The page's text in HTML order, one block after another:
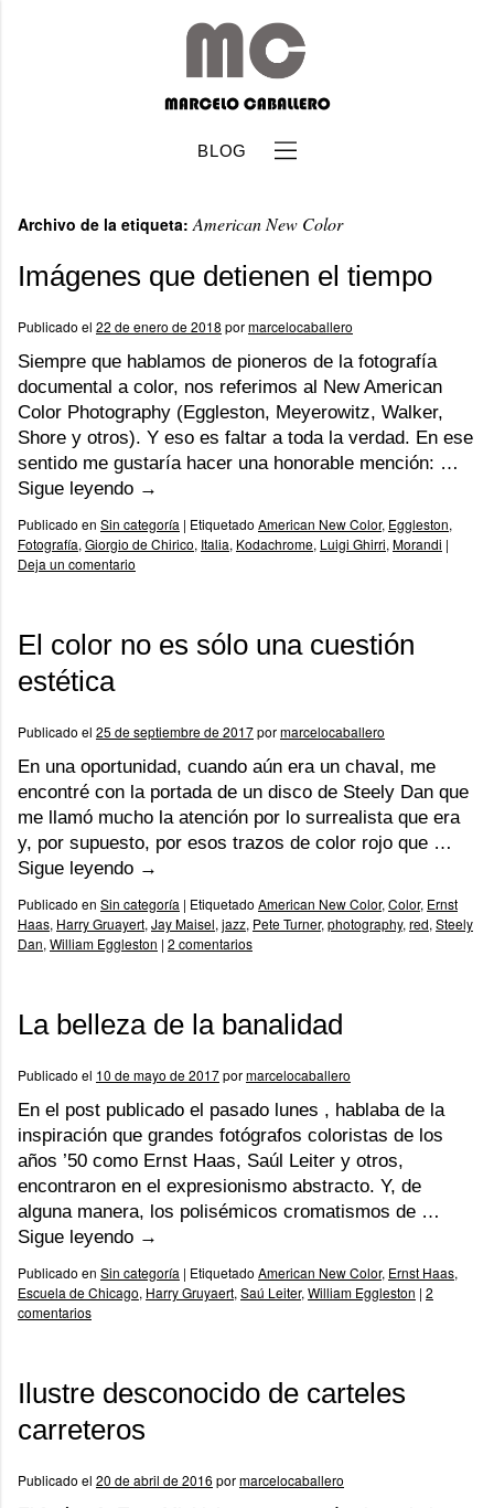
BLOG
Archivo de la etiqueta:American New Color
Imágenes que detienen el tiempo
Publicado el 22 de enero de 2018 pormarcelocaballero
Siempre que hablamos de pioneros de la fotografía
documental a color, nos referimos al New American
Color Photography (Eggleston, Meyerowitz, Walker,
Shore y otros). Y eso es faltar a toda la verdad. En ese
sentido me gustaría hacer una honorable mención: …
Sigue leyendo →
Publicado en Sin categoría | Etiquetado American New Color, Eggleston,
Fotografía, Giorgio de Chirico, Italia, Kodachrome, Luigi Ghirri, Morandi |
Deja un comentario
El color no es sólo una cuestión
estética
Publicado el 25 de septiembre de 2017pormarcelocaballero
En una oportunidad, cuando aún era un chaval, me
encontré con la portada de un disco de Steely Dan que
me llamó mucho la atención por lo surrealista que era
y, por supuesto, por esos trazos de color rojo que …
Sigue leyendo →
Publicado en Sin categoría | Etiquetado American New Color, Color, Ernst
Haas, Harry Gruayert, Jay Maisel, jazz, Pete Turner, photography, red, Steely
Dan, William Eggleston | 2 comentarios
La belleza de la banalidad
Publicado el 10 de mayo de 2017pormarcelocaballero
En el post publicado el pasado lunes , hablaba de la
inspiración que grandes fotógrafos coloristas de los
años ’50 como Ernst Haas, Saúl Leiter y otros,
encontraron en el expresionismo abstracto. Y, de
alguna manera, los polisémicos cromatismos de …
Sigue leyendo →
Publicado en Sin categoría | Etiquetado American New Color, Ernst Haas,
Escuela de Chicago, Harry Gruyaert, Saú Leiter, William Eggleston | 2
comentarios
Ilustre desconocido de carteles
carreteros
Publicado el 20 de abril de 2016 pormarcelocaballero